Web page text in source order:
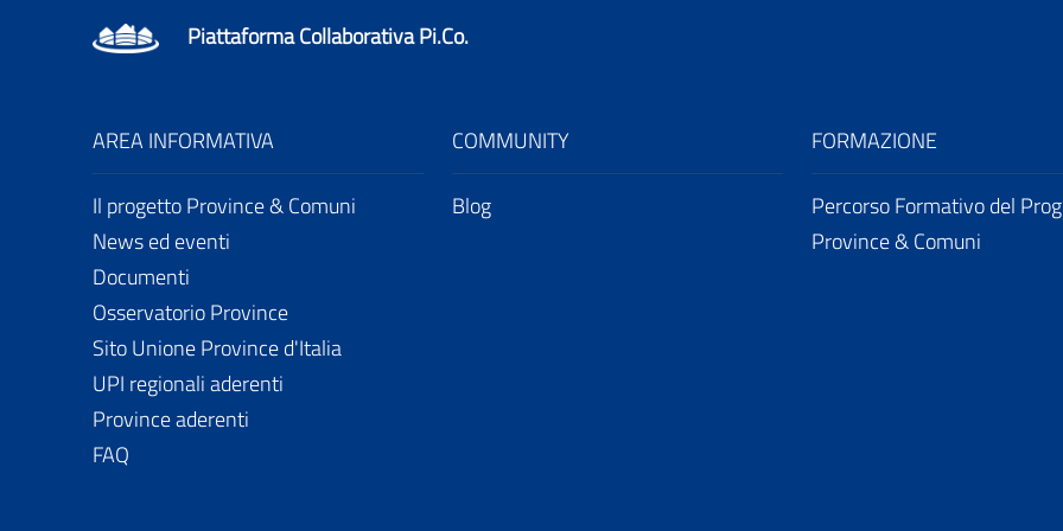
Piattaforma Collaborativa Pi.Co.
AREA INFORMATIVA
Il progetto Province & Comuni
News ed eventi
Documenti
Osservatorio Province
Sito Unione Province d'Italia
UPI regionali aderenti
Province aderenti
FAQ
COMMUNITY
Blog
FORMAZIONE
Percorso Formativo del
Province & Comuni